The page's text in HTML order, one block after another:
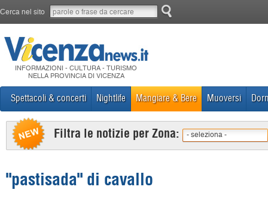
Cerca nel sito
INFORMAZIONI - CULTURA - TURISMO
NELLA PROVINCIA DI VICENZA
Spettacoli & concerti Nightlife Mangiare & Bere Muoversi
Filtra le notizie per Zona: - seleziona -
"pastisada" di cavallo